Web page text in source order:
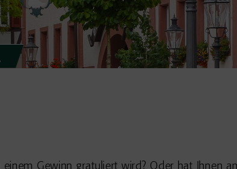
Gewinn gratuliert wird? Oder hat Ihnen